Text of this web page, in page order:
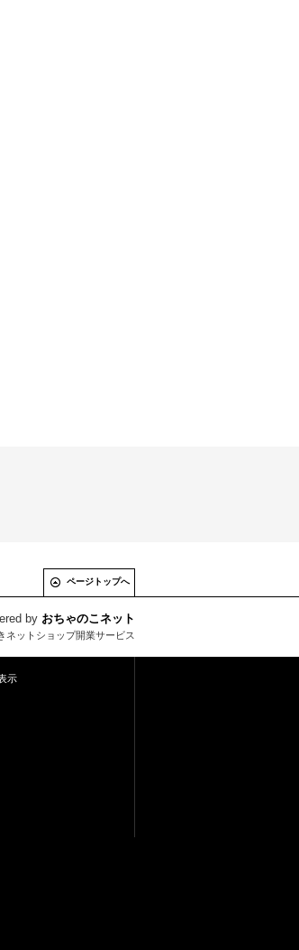
ページトップへ
by おちゃのこネット
ネットショップ開業サービス
示